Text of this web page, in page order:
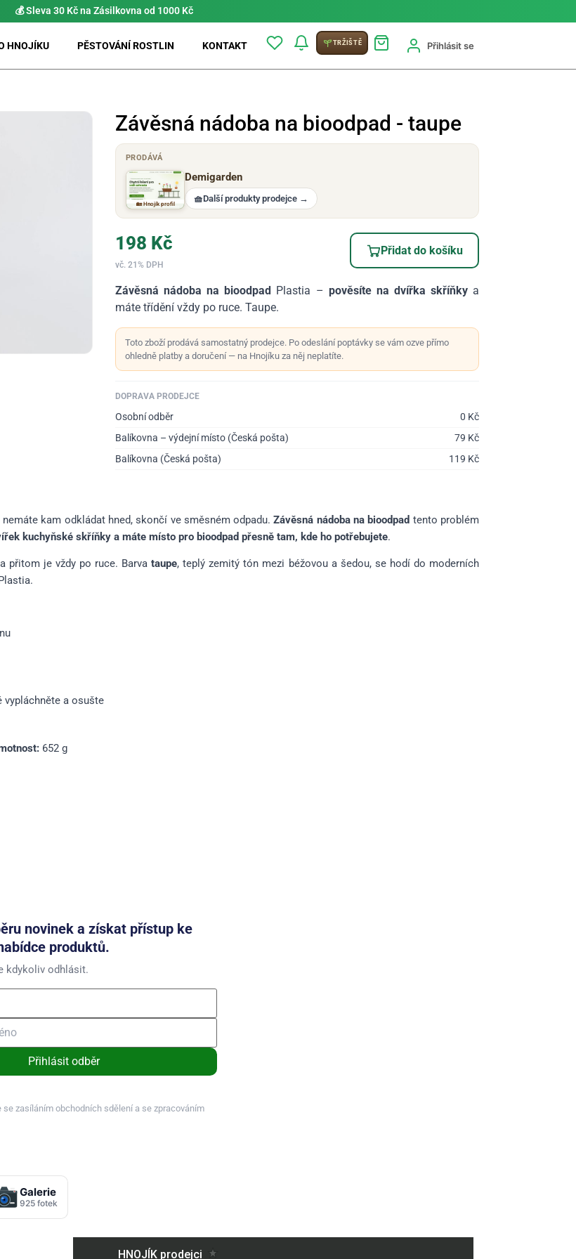
💰 Sleva 30 Kč na Zásilkovna od 1000 Kč
HNOJÍKU PĚSTOVÁNÍ ROSTLIN KONTAKT TRŽIŠTĚ Přihlásit se
Závěsná nádoba na bioodpad - taupe
PRODÁVÁ
🏡 Hnojík profil
Demigarden
🧺Další produkty prodejce →
198 Kč
vč. 21% DPH
Přidat do košíku
Závěsná nádoba na bioodpad Plastia – pověsíte na dvířka skříňkya
máte třídění vždy po ruce. Taupe.
Toto zboží prodává samostatný prodejce. Po odeslání poptávky se vám ozve přímo
ohledně platby a doručení — na Hnojíku za něj neplatíte.
DOPRAVA PRODEJCE
Osobní odběr 0 Kč
Balíkovna – výdejní místo (Česká pošta)
79 Kč
Balíkovna (Česká pošta)
119 Kč
kam odkládat hned, skončí ve směsném odpadu.Závěsná nádoba na bioodpad tento problém
kuchyňské skříňky a máte místo pro bioodpad přesně tam, kde ho potřebujete.
přitom je vždy po ruce. Barvataupe, teplý zemitý tón mezi béžovou a šedou, se hodí do moderních
vypláchněte a osušte
652 g
novinek a získat přístup ke
produktů.
kdykoliv odhlásit.
Přihlásit odběr
zasíláním obchodních sdělení a se zpracováním
Galerie
925 fotek